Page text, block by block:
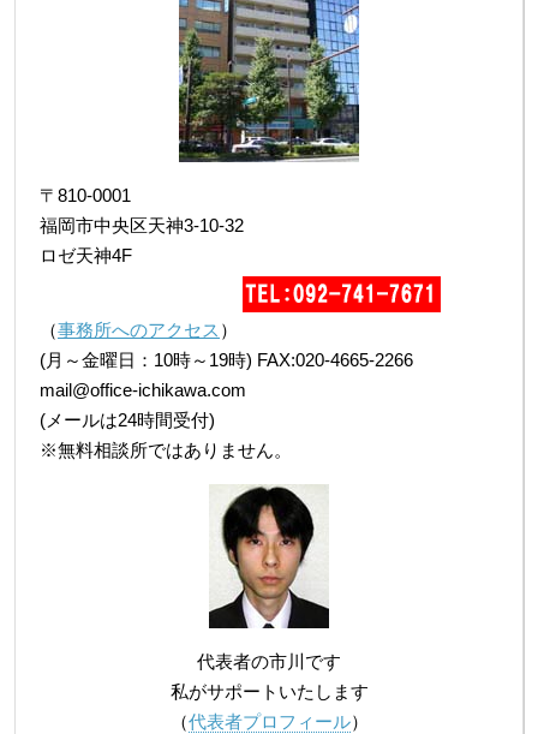
〒810-0001
福岡市中央区天神3-10-32
ロゼ天神4F
（事務所へのアクセス ）
(月～金曜日：10時～19時) FAX:020-4665-2266
mail@office-ichikawa.com
(メールは24時間受付)
※無料相談所ではありません。
代表者の市川です
私がサポートいたします
（代表者プロフィール）